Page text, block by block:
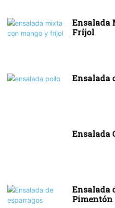
Ensalada
Fríjol
Ensalada
Ensalada
Ensalada
Pimentón